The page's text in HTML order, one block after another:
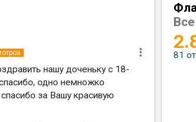
нашу доченьку с 18-
одно немножко
за Вашу красивую
81